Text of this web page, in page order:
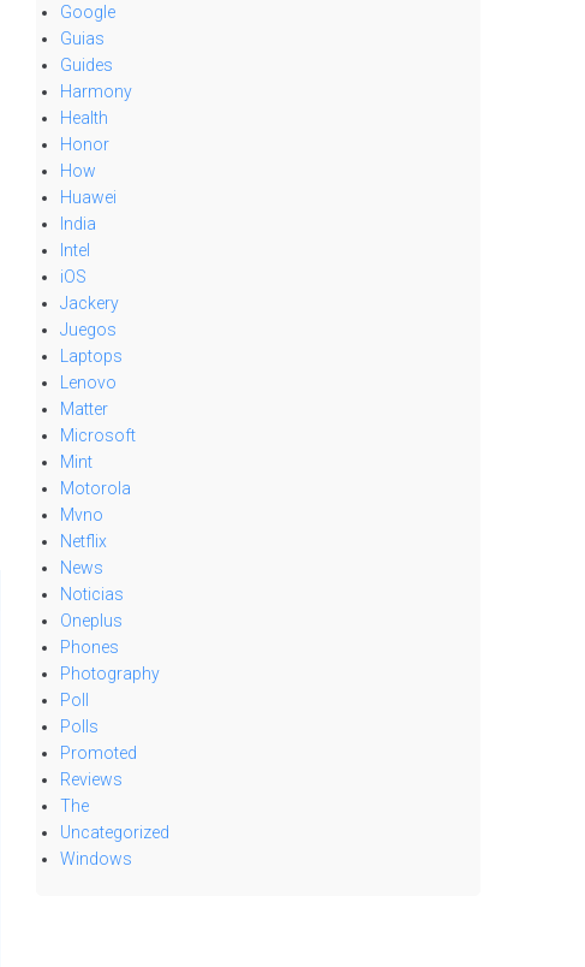
Google
Guias
Guides
Harmony
Health
Honor
How
Huawei
India
Intel
iOS
Jackery
Juegos
Laptops
Lenovo
Matter
Microsoft
Mint
Motorola
Mvno
Netflix
News
Noticias
Oneplus
Phones
Photography
Poll
Polls
Promoted
Reviews
The
Uncategorized
Windows